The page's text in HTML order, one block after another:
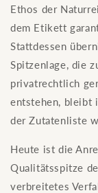
Ethos der
dem Etikett
Stattdessen
Spitzenlage, die
privatrechtlich
entstehen, bleibt
der Zutatenliste
Heute ist die
Qualitätsspitze
verbreitetes